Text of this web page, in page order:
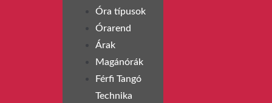
Óra típusok
Órarend
Árak
Magánórák
Férfi Tangó
Technika